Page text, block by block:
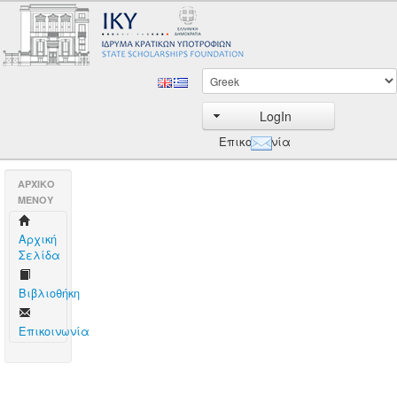
LogIn
Επικοινωνία
AΡΧΙΚΟ
ΜΕΝΟΥ
Aρχική
Σελίδα
Βιβλιοθήκη
Επικοινωνία